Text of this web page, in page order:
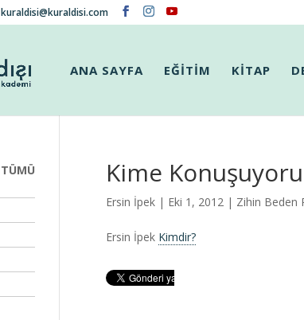
kuraldisi@kuraldisi.com
ANA SAYFA EĞİTİM KİTAP
Kime
Ersin İpek| Eki 1, 2012 | Zihin Beden
Ersin İpek Kimdir?
TÜMÜ